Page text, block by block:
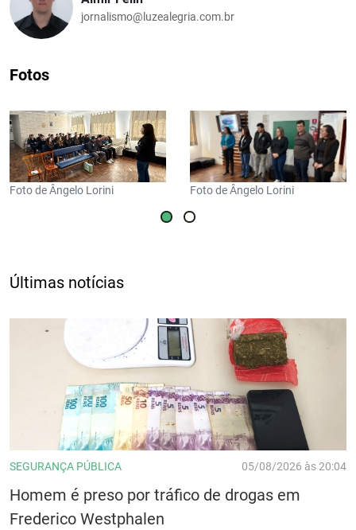
jornalismo@luzealegria.com.br
Fotos
Foto de Ângelo Lorini Foto de Ângelo Lorini
Últimas notícias
SEGURANÇA PÚBLICA 05/08/2026 às 20:04
Homem é preso por tráfico de drogas em
Frederico Westphalen